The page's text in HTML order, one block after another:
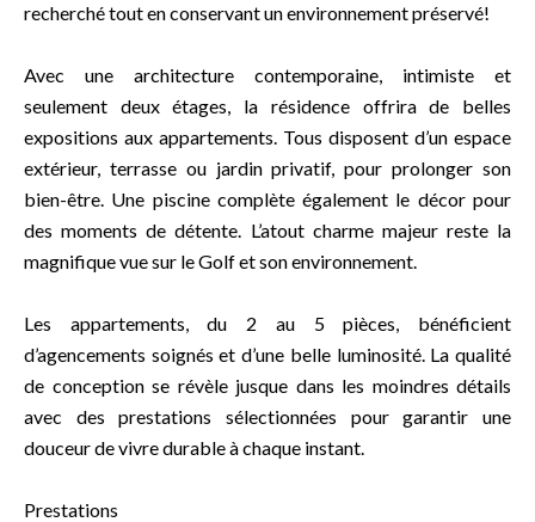
recherché tout en conservant un environnement préservé!
Avec une architecture contemporaine, intimiste et
seulement deux étages, la résidence offrira de belles
expositions aux appartements. Tous disposent d’un espace
extérieur, terrasse ou jardin privatif, pour prolonger son
bien-être. Une piscine complète également le décor pour
des moments de détente. L’atout charme majeur reste la
magnifique vue sur le Golf et son environnement.
Les appartements, du 2 au 5 pièces, bénéficient
d’agencements soignés et d’une belle luminosité. La qualité
de conception se révèle jusque dans les moindres détails
avec des prestations sélectionnées pour garantir une
douceur de vivre durable à chaque instant.
Prestations